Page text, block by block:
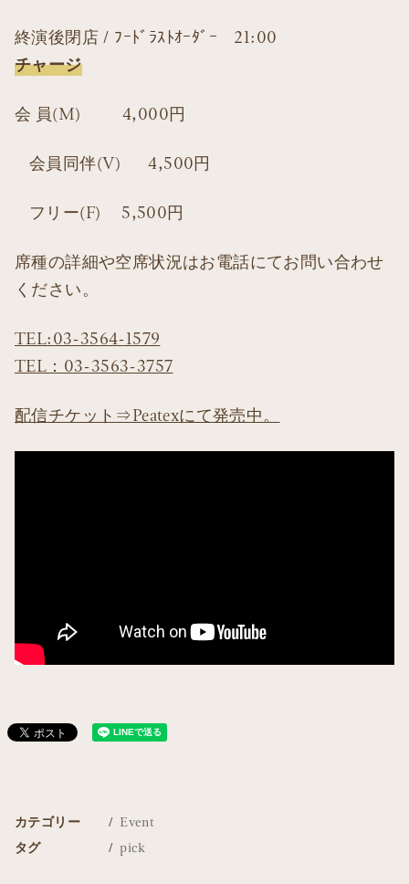
終演後閉店 / ﾌｰﾄﾞﾗｽﾄｵｰﾀﾞｰ 21:00
チャージ
会 員(M) 4,000円
会員同伴(V) 4,500円
フリー(F) 5,500円
席種の詳細や空席状況はお電話にてお問い合わせ
ください。
TEL:03-3564-1579
TEL：03-3563-3757
配信チケット⇒Peatexにて発売中。
カテゴリー
Event
タグ
pick